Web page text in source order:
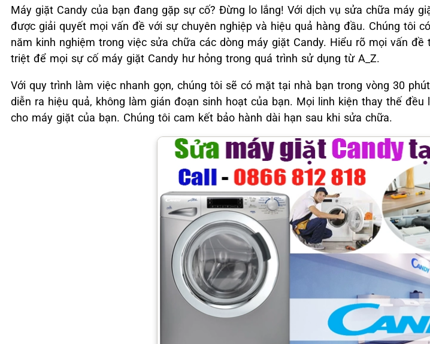
Máy giặt Candy của bạn đang gặp sự cố? Đừng lo lắng! Với dịch vụ sửa chữa máy
được giải quyết mọi vấn đề với sự chuyên nghiệp và hiệu quả hàng đầu. Chúng tôi
năm kinh nghiệm trong việc sửa chữa các dòng máy giặt Candy. Hiểu rõ mọi vấn
triệt để mọi sự cố máy giặt Candy hư hỏng trong quá trình sử dụng từ A_Z.
Với quy trình làm việc nhanh gọn, chúng tôi sẽ có mặt tại nhà bạn trong vòng 30
diễn ra hiệu quả, không làm gián đoạn sinh hoạt của bạn. Mọi linh kiện thay thế
cho máy giặt của bạn. Chúng tôi cam kết bảo hành dài hạn sau khi sửa chữa.